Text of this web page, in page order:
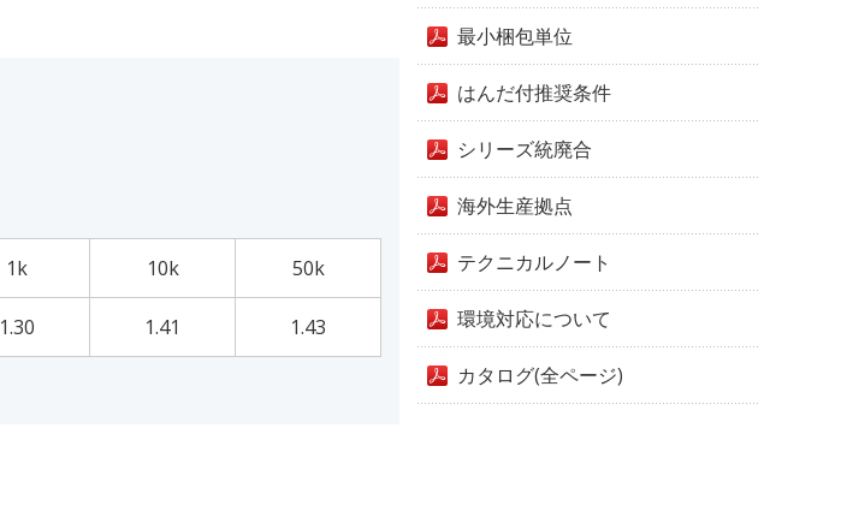
1k 10k 50k
1.30 1.41 1.43
最小梱包単位
はんだ付推奨条件
シリーズ統廃合
海外生産拠点
テクニカルノート
環境対応について
カタログ(全ページ)